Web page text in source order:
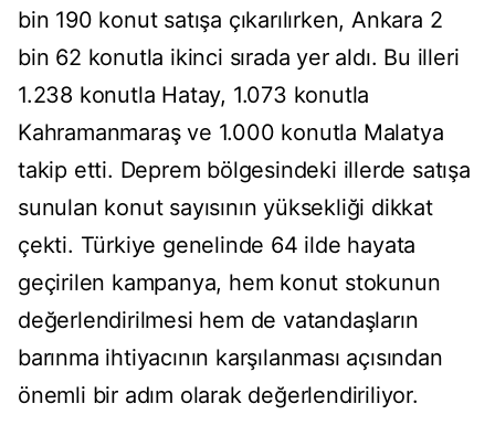
bin 190 konut satışa çıkarılırken, Ankara 2
bin 62 konutla ikinci sırada yer aldı. Bu illeri
1.238 konutla Hatay, 1.073 konutla
Kahramanmaraş ve 1.000 konutla Malatya
takip etti. Deprem bölgesindeki illerde satışa
sunulan konut sayısının yüksekliği dikkat
çekti. Türkiye genelinde 64 ilde hayata
geçirilen kampanya, hem konut stokunun
değerlendirilmesi hem de vatandaşların
barınma ihtiyacının karşılanması açısından
önemli bir adım olarak değerlendiriliyor.